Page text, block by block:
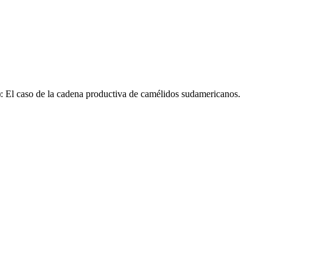
caso de la cadena productiva de camélidos sudamericanos.